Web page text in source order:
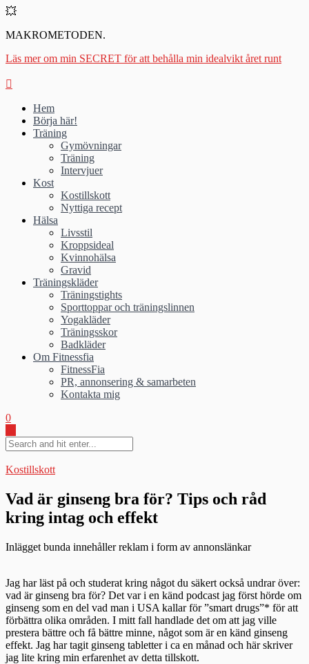
💥
MAKROMETODEN.
Läs mer om min SECRET för att behålla min idealvikt året runt
Hem
Börja här!
Träning
Gymövningar
Träning
Intervjuer
Kost
Kostillskott
Nyttiga recept
Hälsa
Livsstil
Kroppsideal
Kvinnohälsa
Gravid
Träningskläder
Träningstights
Sporttoppar och träningslinnen
Yogakläder
Träningsskor
Badkläder
Om Fitnessfia
FitnessFia
PR, annonsering & samarbeten
Kontakta mig
0
Kostillskott
Vad är ginseng bra för? Tips och råd
kring intag och effekt
Inlägget bunda innehåller reklam i form av annonslänkar
Jag har läst på och studerat kring något du säkert också undrar över:
vad är ginseng bra för? Det var i en känd podcast jag först hörde om
ginseng som en del vad man i USA kallar för ”smart drugs”* för att
förbättra olika områden. I mitt fall handlade det om att jag ville
prestera bättre och få bättre minne, något som är en känd ginseng
effekt. Jag har tagit ginseng tabletter i ca en månad och här skriver
jag lite kring min erfarenhet av detta tillskott.